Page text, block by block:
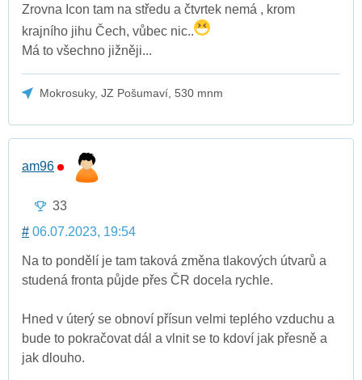
Zrovna Icon tam na středu a čtvrtek nemá , krom
krajního jihu Čech, vůbec nic..
Má to všechno jižněji...
Mokrosuky, JZ Pošumaví, 530 mnm
am96
33
# 06.07.2023, 19:54
Na to pondělí je tam taková změna tlakových útvarů a
studená fronta půjde přes ČR docela rychle.
Hned v úterý se obnoví přísun velmi teplého vzduchu a
bude to pokračovat dál a vlnit se to kdoví jak přesně a
jak dlouho.